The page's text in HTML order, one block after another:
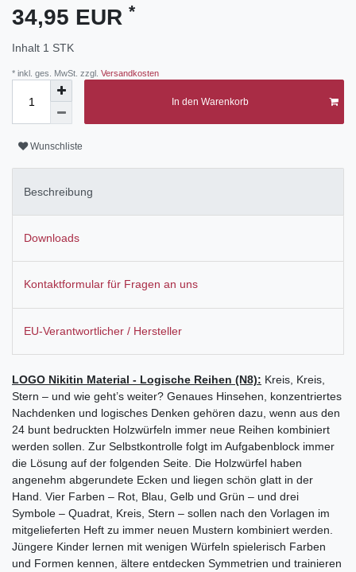
34,95 EUR *
Inhalt 1 STK
* inkl. ges. MwSt. zzgl. Versandkosten
In den Warenkorb
Wunschliste
Beschreibung
Downloads
Kontaktformular für Fragen an uns
EU-Verantwortlicher / Hersteller
LOGO Nikitin Material - Logische Reihen (N8): Kreis, Kreis,
Stern – und wie geht’s weiter? Genaues Hinsehen, konzentriertes
Nachdenken und logisches Denken gehören dazu, wenn aus den
24 bunt bedruckten Holzwürfeln immer neue Reihen kombiniert
werden sollen. Zur Selbstkontrolle folgt im Aufgabenblock immer
die Lösung auf der folgenden Seite. Die Holzwürfel haben
angenehm abgerundete Ecken und liegen schön glatt in der
Hand. Vier Farben – Rot, Blau, Gelb und Grün – und drei
Symbole – Quadrat, Kreis, Stern – sollen nach den Vorlagen im
mitgelieferten Heft zu immer neuen Mustern kombiniert werden.
Jüngere Kinder lernen mit wenigen Würfeln spielerisch Farben
und Formen kennen, ältere entdecken Symmetrien und trainieren